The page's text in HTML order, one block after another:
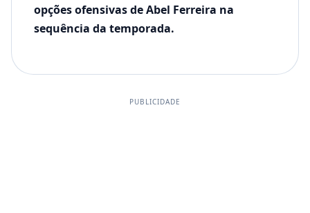
opções ofensivas de Abel Ferreira na
sequência da temporada.
PUBLICIDADE